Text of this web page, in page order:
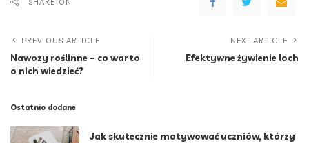
SHARE ON
PREVIOUS ARTICLE
Nawozy roślinne – co warto
o nich wiedzieć?
NEXT ARTICLE
Efektywne żywienie loch
Ostatnio dodane
Jak skutecznie motywować uczniów, którzy